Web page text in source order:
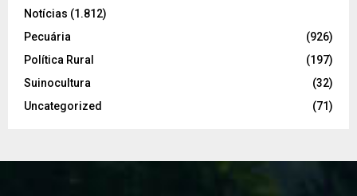
Notícias (1.812)
Pecuária
(926)
Política Rural
(197)
Suinocultura
(32)
Uncategorized
(71)